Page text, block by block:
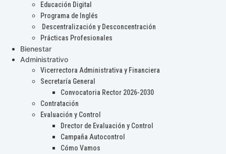
Educación Digital
Programa de Inglés
Descentralización y Desconcentración
Prácticas Profesionales
Bienestar
Administrativo
Vicerrectora Administrativa y Financiera
Secretaría General
Convocatoria Rector 2026-2030
Contratación
Evaluación y Control
Drector de Evaluación y Control
Campaña Autocontrol
Cómo Vamos